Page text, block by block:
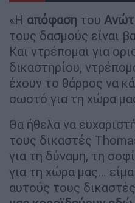
«Η απόφαση του
τους δασμούς είναι
Και ντρέπομαι για
δικαστηρίου,
έχουν το θάρρος να
σωστό για τη χώρα
Θα ήθελα να
τους δικαστές
για τη δύναμη, τη
για τη χώρα μας…
αυτούς τους